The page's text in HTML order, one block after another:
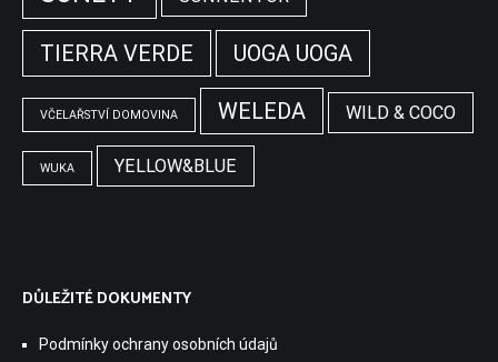
TIERRA VERDE UOGA UOGA
VČELAŘSTVÍ DOMOVINA WELEDA WILD & COCO
WUKA YELLOW&BLUE
DŮLEŽITÉ DOKUMENTY
Podmínky ochrany osobních údajů